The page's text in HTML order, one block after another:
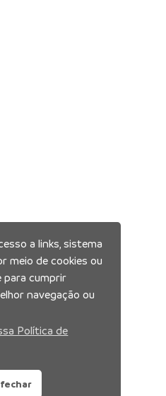
a links, sistema
meio de cookies ou
para cumprir
navegação ou
Política de